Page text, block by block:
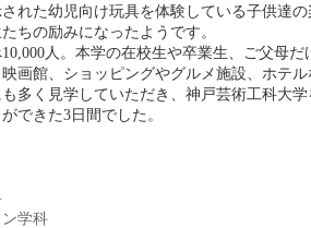
れた幼児向け玩具を体験している子供達の
ちの励みになったようです。
人。本学の在校生や卒業生、ご父母だ
画館、ショッピングやグルメ施設、ホテル
多く見学していただき、神戸芸術工科大学
できた3日間でした。
学科